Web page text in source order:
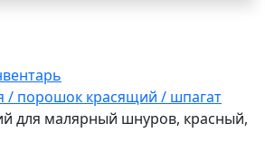
/ порошок красящий / шпагат
для малярный шнуров, красный,